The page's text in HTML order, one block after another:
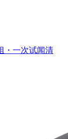
・一次试闻清